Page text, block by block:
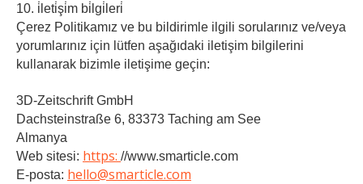
10. i̇leti̇şi̇m bi̇lgi̇leri̇
Çerez Politikamız ve bu bildirimle ilgili sorularınız ve/veya
yorumlarınız için lütfen aşağıdaki iletişim bilgilerini
kullanarak bizimle iletişime geçin:
3D-Zeitschrift GmbH
Dachsteinstraße 6, 83373 Taching am See
Almanya
Web sitesi: https: //www.smarticle.com
E-posta: hello@smarticle.com